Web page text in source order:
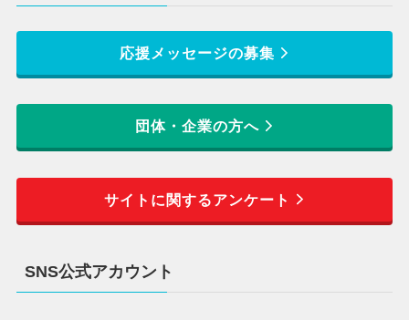
応援メッセージの募集
団体・企業の方へ
サイトに関するアンケート
SNS公式アカウント